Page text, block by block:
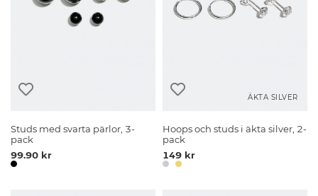
Studs med svarta pärlor, 3-
pack
99.90 kr
ÄKTA SILVER
Hoops och studs i äkta silver, 2-
pack
149 kr